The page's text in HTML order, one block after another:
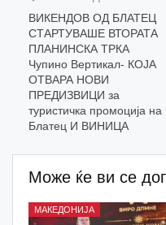
ВИКЕНДОВ ОД БЛАТЕЦ
СТАРТУВАШЕ ВТОРАТА
ПЛАНИНСКА ТРКА
Чупино Вертикал- КОЈА
ОТВАРА НОВИ
ПРЕДИЗВИЦИ за
туристичка промоција на
Блатец И ВИНИЦА
Може ќе ви се
МАКЕДОНИЈА